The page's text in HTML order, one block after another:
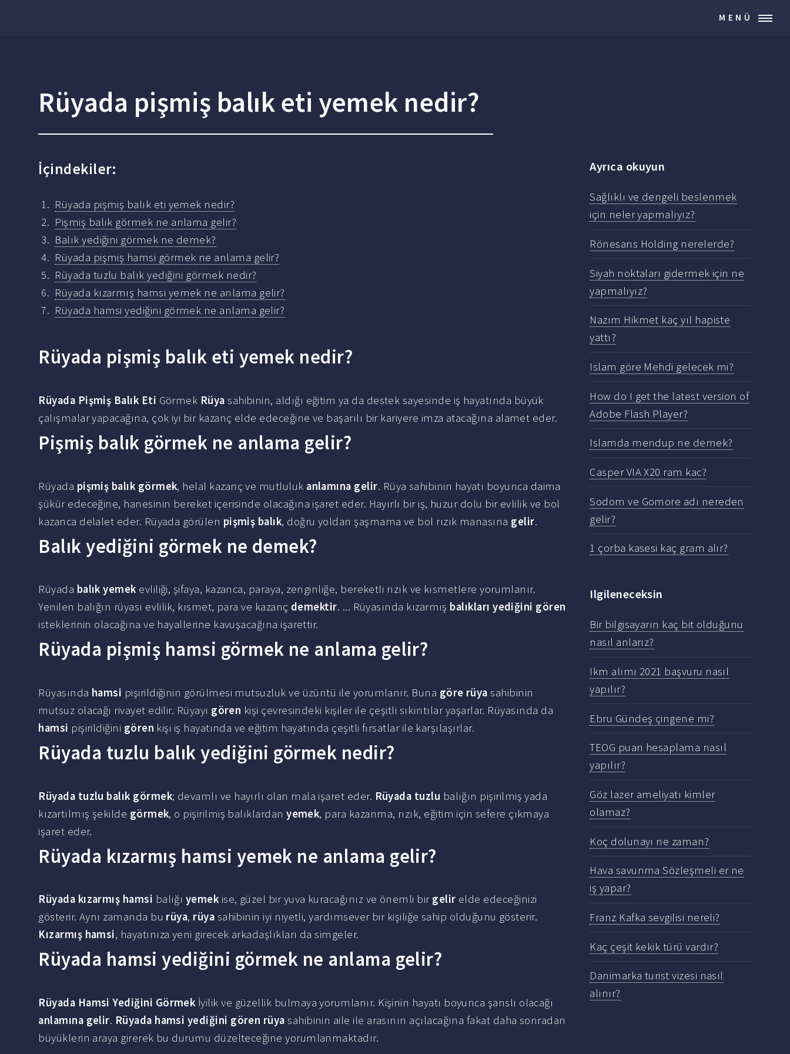
MENÜ
Rüyada pişmiş balık eti yemek nedir?
İçindekiler:
Rüyada pişmiş balık eti yemek nedir?
Pişmiş balık görmek ne anlama gelir?
Balık yediğini görmek ne demek?
Rüyada pişmiş hamsi görmek ne anlama gelir?
Rüyada tuzlu balık yediğini görmek nedir?
Rüyada kızarmış hamsi yemek ne anlama gelir?
Rüyada hamsi yediğini görmek ne anlama gelir?
Rüyada pişmiş balık eti yemek nedir?
Rüyada Pişmiş Balık Eti Görmek Rüya sahibinin, aldığı eğitim ya da destek sayesinde iş hayatında büyük
çalışmalar yapacağına, çok iyi bir kazanç elde edeceğine ve başarılı bir kariyere imza atacağına alamet eder.
Pişmiş balık görmek ne anlama gelir?
Rüyada pişmiş balık görmek, helal kazanç ve mutluluk anlamına gelir. Rüya sahibinin hayatı boyunca daima
şükür edeceğine, hanesinin bereket içerisinde olacağına işaret eder. Hayırlı bir iş, huzur dolu bir evlilik ve bol
kazanca delalet eder. Rüyada görülen pişmiş balık, doğru yoldan şaşmama ve bol rızık manasına gelir.
Balık yediğini görmek ne demek?
Rüyada balık yemek evliliği, şifaya, kazanca, paraya, zenginliğe, bereketli rızık ve kısmetlere yorumlanır.
Yenilen balığın rüyası evlilik, kısmet, para ve kazanç demektir. ... Rüyasında kızarmış balıkları yediğini gören
isteklerinin olacağına ve hayallerine kavuşacağına işarettir.
Rüyada pişmiş hamsi görmek ne anlama gelir?
Rüyasında hamsi pişirildiğinin görülmesi mutsuzluk ve üzüntü ile yorumlanır. Buna göre rüya sahibinin
mutsuz olacağı rivayet edilir. Rüyayı gören kişi çevresindeki kişiler ile çeşitli sıkıntılar yaşarlar. Rüyasında da
hamsi pişirildiğini gören kişi iş hayatında ve eğitim hayatında çeşitli fırsatlar ile karşılaşırlar.
Rüyada tuzlu balık yediğini görmek nedir?
Rüyada tuzlu balık görmek; devamlı ve hayırlı olan mala işaret eder. Rüyada tuzlu balığın pişirilmiş yada
kızartılmış şekilde görmek, o pişirilmiş balıklardanyemek, para kazanma, rızık, eğitim için sefere çıkmaya
işaret eder.
Rüyada kızarmış hamsi yemek ne anlama gelir?
Rüyada kızarmış hamsi balığı yemek ise, güzel bir yuva kuracağınız ve önemli bir gelir elde edeceğinizi
gösterir. Aynı zamanda bu rüya, rüya sahibinin iyi niyetli, yardımsever bir kişiliğe sahip olduğunu gösterir.
Kızarmış hamsi, hayatınıza yeni girecek arkadaşlıkları da simgeler.
Rüyada hamsi yediğini görmek ne anlama gelir?
Rüyada Hamsi Yediğini Görmek İyilik ve güzellik bulmaya yorumlanır. Kişinin hayatı boyunca şanslı olacağı
anlamına gelir. Rüyada hamsi yediğini gören rüya sahibinin aile ile arasının açılacağına fakat daha sonradan
büyüklerin araya girerek bu durumu düzelteceğine yorumlanmaktadır.
Ayrıca okuyun
Sağlıklı ve dengeli beslenmek
için neler yapmalıyız?
Rönesans Holding nerelerde?
Siyah noktaları gidermek için ne
yapmalıyız?
Nazım Hikmet kaç yıl hapiste
yattı?
Islam göre Mehdi gelecek mi?
How do I get the latest version of
Adobe Flash Player?
Islamda mendup ne demek?
Casper VIA X20 ram kac?
Sodom ve Gomore adı nereden
gelir?
1 çorba kasesi kaç gram alır?
Ilgileneceksin
Bir bilgisayarın kaç bit olduğunu
nasıl anlarız?
Ikm alımı 2021 başvuru nasıl
yapılır?
Ebru Gündeş çingene mi?
TEOG puan hesaplama nasıl
yapılır?
Göz lazer ameliyatı kimler
olamaz?
Koç dolunayı ne zaman?
Hava savunma Sözleşmeli er ne
iş yapar?
Franz Kafka sevgilisi nereli?
Kaç çeşit kekik türü vardır?
Danimarka turist vizesi nasıl
alınır?